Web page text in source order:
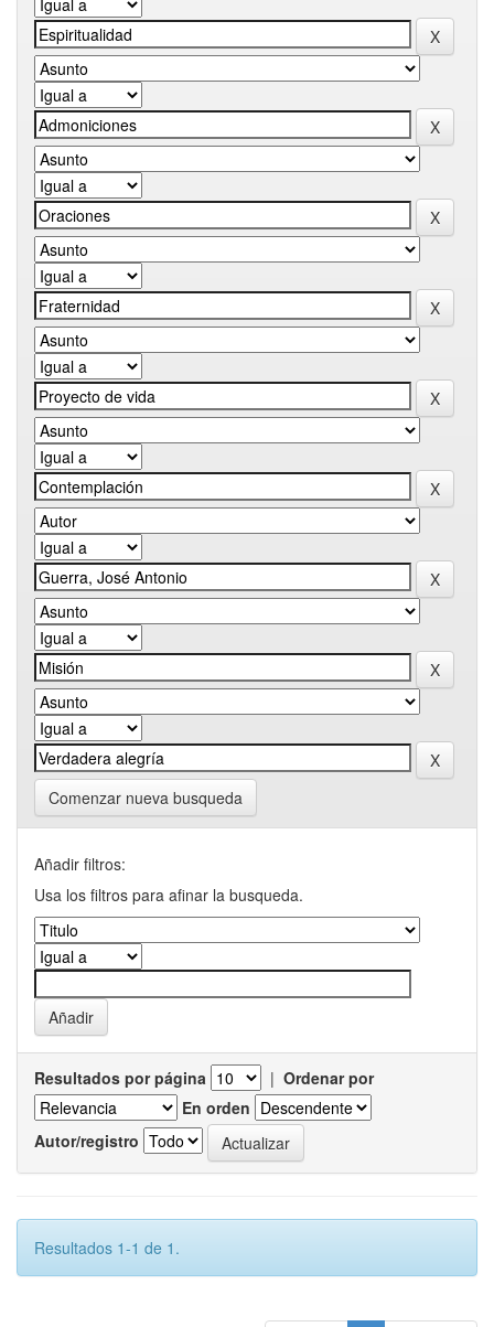
Comenzar nueva busqueda
Añadir filtros:
Usa los filtros para afinar la busqueda.
Resultados por página | Ordenar por
En orden
Autor/registro
Resultados 1-1 de 1.